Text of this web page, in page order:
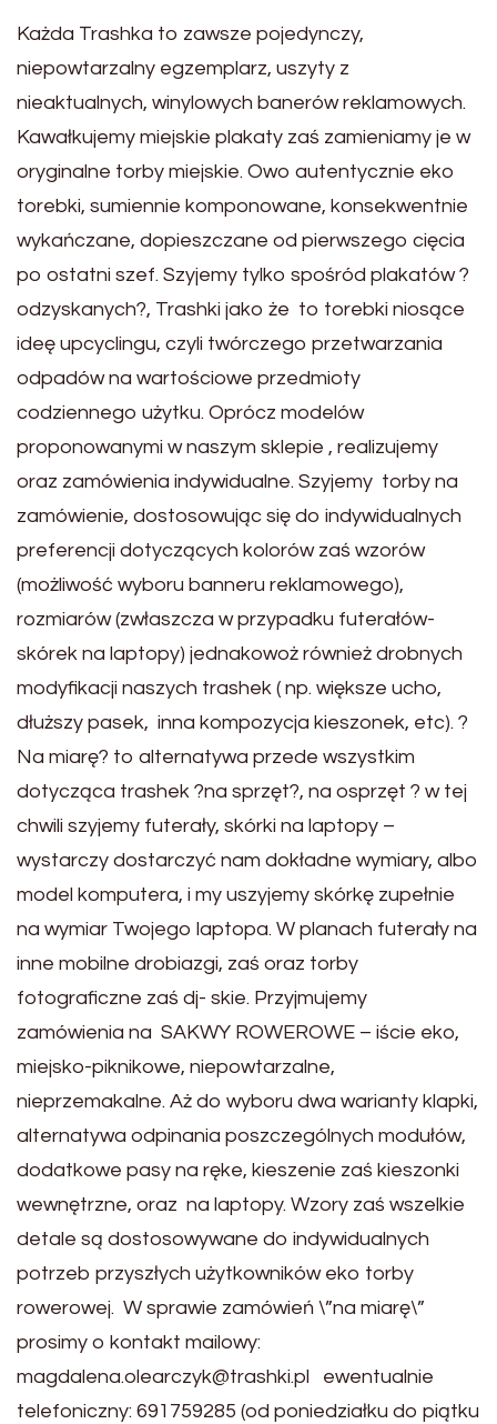
Każda Trashka to zawsze pojedynczy,
niepowtarzalny egzemplarz, uszyty z
nieaktualnych, winylowych banerów reklamowych.
Kawałkujemy miejskie plakaty zaś zamieniamy je w
oryginalne torby miejskie. Owo autentycznie eko
torebki, sumiennie komponowane, konsekwentnie
wykańczane, dopieszczane od pierwszego cięcia
po ostatni szef. Szyjemy tylko spośród plakatów ?
odzyskanych?, Trashki jako że to torebki niosące
ideę upcyclingu, czyli twórczego przetwarzania
odpadów na wartościowe przedmioty
codziennego użytku. Oprócz modelów
proponowanymi w naszym sklepie , realizujemy
oraz zamówienia indywidualne. Szyjemy torby na
zamówienie, dostosowując się do indywidualnych
preferencji dotyczących kolorów zaś wzorów
(możliwość wyboru banneru reklamowego),
rozmiarów (zwłaszcza w przypadku futerałów-
skórek na laptopy) jednakowoż również drobnych
modyfikacji naszych trashek ( np. większe ucho,
dłuższy pasek, inna kompozycja kieszonek, etc). ?
Na miarę? to alternatywa przede wszystkim
dotycząca trashek ?na sprzęt?, na osprzęt ? w tej
chwili szyjemy futerały, skórki na laptopy –
wystarczy dostarczyć nam dokładne wymiary, albo
model komputera, i my uszyjemy skórkę zupełnie
na wymiar Twojego laptopa. W planach futerały na
inne mobilne drobiazgi, zaś oraz torby
fotograficzne zaś dj- skie. Przyjmujemy
zamówienia na SAKWY ROWEROWE – iście eko,
miejsko-piknikowe, niepowtarzalne,
nieprzemakalne. Aż do wyboru dwa warianty klapki,
alternatywa odpinania poszczególnych modułów,
dodatkowe pasy na ręke, kieszenie zaś kieszonki
wewnętrzne, oraz na laptopy. Wzory zaś wszelkie
detale są dostosowywane do indywidualnych
potrzeb przyszłych użytkowników eko torby
rowerowej. W sprawie zamówień \”na miarę\”
prosimy o kontakt mailowy:
magdalena.olearczyk@trashki.pl ewentualnie
telefoniczny: 691759285 (od poniedziałku do piątku